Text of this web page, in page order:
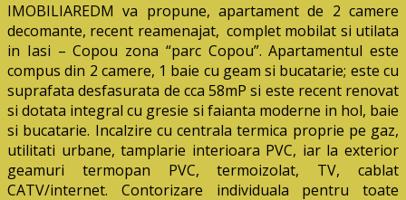
IMOBILIAREDM va propune, apartament de 2 camere
decomante, recent reamenajat, complet mobilat si utilata
in Iasi – Copou zona “parc Copou”. Apartamentul este
compus din 2 camere, 1 baie cu geam si bucatarie; este cu
suprafata desfasurata de cca 58mP si este recent renovat
si dotata integral cu gresie si faianta moderne in hol, baie
si bucatarie. Incalzire cu centrala termica proprie pe gaz,
utilitati urbane, tamplarie interioara PVC, iar la exterior
geamuri termopan PVC, termoizolat, TV, cablat
CATV/internet. Contorizare individuala pentru toate